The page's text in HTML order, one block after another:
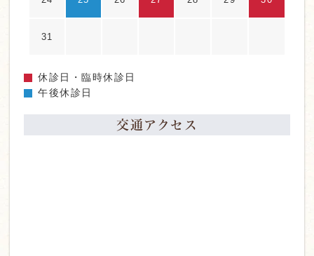
31
休診日・臨時休診日
午後休診日
交通アクセス